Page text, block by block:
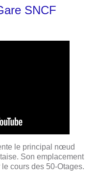
SNCF
le principal nœud
Son emplacement
cours des 50-Otages.